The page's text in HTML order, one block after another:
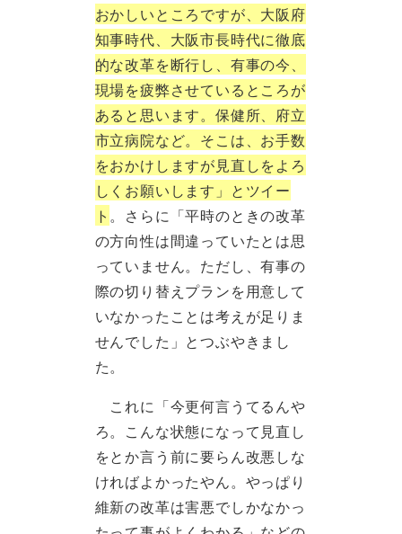
おかしいところですが、大阪府
知事時代、大阪市長時代に徹底
的な改革を断行し、有事の今、
現場を疲弊させているところが
あると思います。保健所、府立
市立病院など。そこは、お手数
をおかけしますが見直しをよろ
しくお願いします」とツイー
ト 。さらに「平時のときの改革
の方向性は間違っていたとは思
っていません。ただし、有事の
際の切り替えプランを用意して
いなかったことは考えが足りま
せんでした」とつぶやきまし
た。
これに「今更何言うてるんや
ろ。こんな状態になって見直し
をとか言う前に要らん改悪しな
ければよかったやん。やっぱり
維新の改革は害悪でしかなかっ